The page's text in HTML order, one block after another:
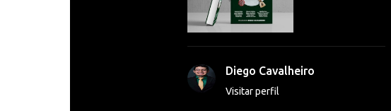
Diego Cavalheiro
Visitar perfil